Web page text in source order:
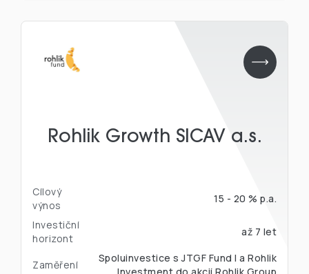
Rohlik Growth SICAV a.s.
Cílový
výnos
15 - 20 % p.a.
Investiční
horizont
až 7 let
Zaměření
Spoluinvestice s JTGF Fund I a Rohlik